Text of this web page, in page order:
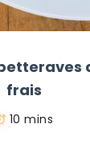
frais
10 mins